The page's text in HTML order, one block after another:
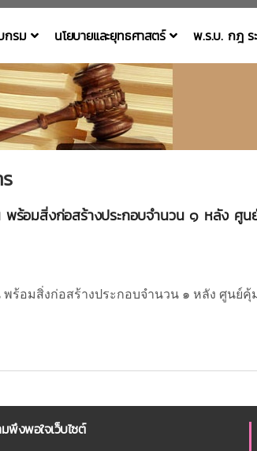
กรม นโยบายและยุทธศาสตร์ พ.ร.บ. กฎ ร
พร้อมสิ่งก่อสร้างประกอบจำนวน ๑ หลัง ศู
ร้อมสิ่งก่อสร้างประกอบจำนวน ๑ หลัง ศูนย์คุ้
พึงพอใจเว็บไซต์